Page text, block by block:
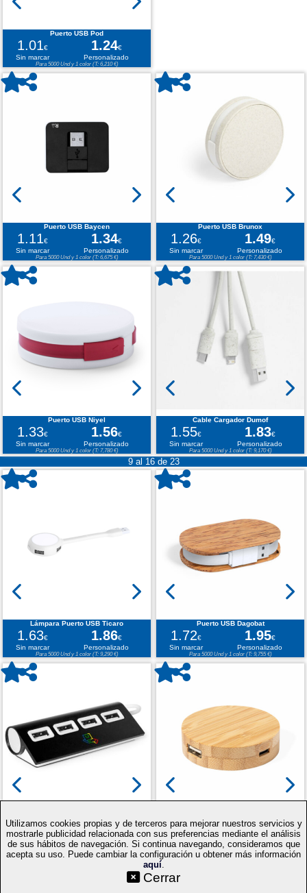
Puerto USB Pod
1.01€ 1.24€
Sin marcar
Personalizado
Para 5000 Und y 1 color (T: 6,210 €)
Puerto USB Baycen
1.11€ 1.34€
Sin marcar
Personalizado
Para 5000 Und y 1 color (T: 6,675 €)
Puerto USB Brunox
1.26€ 1.49€
Sin marcar
Personalizado
Para 5000 Und y 1 color (T: 7,430 €)
Puerto USB Niyel
1.33€ 1.56€
Sin marcar
Personalizado
Para 5000 Und y 1 color (T: 7,780 €)
Cable Cargador Dumof
1.55€ 1.83€
Sin marcar
Personalizado
Para 5000 Und y 1 color (T: 9,170 €)
9 al 16 de 23
Lámpara Puerto USB Ticaro
1.63€ 1.86€
Sin marcar
Personalizado
Para 5000 Und y 1 color (T: 9,290 €)
Puerto USB Dagobat
1.72€ 1.95€
Sin marcar
Personalizado
Para 5000 Und y 1 color (T: 9,755 €)
1.86 € 2.09€
Sin marcar
Personalizado
Para 5000 Und y 1 color (T: 10,450 €)
1.92€ 2.15€
Sin marcar
Personalizado
Para 5000 Und y 1 color (T: 10,745 €)
Utilizamos cookies propias y de terceros para mejorar nuestros servicios y
mostrarle publicidad relacionada con sus preferencias mediante el análisis
de sus hábitos de navegación. Si continua navegando, consideramos que
acepta su uso. Puede cambiar la configuración u obtener más información
aquí.
Cerrar
| Condiciones generales
de compra|Mapa web